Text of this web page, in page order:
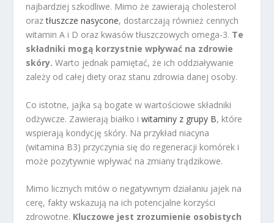
najbardziej szkodliwe. Mimo że zawierają cholesterol
oraztłuszcze nasycone, dostarczają również cennych
witamin A i D oraz kwasów tłuszczowych omega-3. Te
składniki mogą korzystnie wpływać na zdrowie
skóry. Warto jednak pamiętać, że ich oddziaływanie
zależy od całej diety oraz stanu zdrowia danej osoby.
Co istotne, jajka są bogate w wartościowe składniki
odżywcze. Zawierają białko iwitaminy z grupy B, które
wspierają kondycję skóry. Na przykład niacyna
(witamina B3) przyczynia się do regeneracji komórek i
może pozytywnie wpływać na zmiany trądzikowe.
Mimo licznych mitów o negatywnym działaniu jajek na
cerę, fakty wskazują na ich potencjalne korzyści
zdrowotne. Kluczowe jest zrozumienie osobistych